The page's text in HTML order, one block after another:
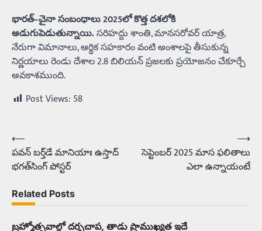
భారత్–చైనా సంబంధాలు 2025లో కొత్త దశలోకి
అడుగుపెడుతున్నాయి.సరిహద్దు శాంతి, మానసరోవర్ యాత్ర,
నేరుగా విమానాలు, ఆర్థిక సహకారం వంటి అంశాలపై తీసుకున్న
నిర్ణయాలు రెండు దేశాల 2.8 బిలియన్ ప్రజలకు ప్రయోజనం చేకూర్చే
అవకాశముంది.
Post Views: 58
Post
navigation
⟵
పవన్‌ బర్త్‌డే మానియాః ఉస్తాద్‌
భగత్‌సింగ్‌ పోస్టర్‌
సెప్టెంబర్‌ 2025 మాస ఫలితాలు
ఎలా ఉన్నాయంటే
⟶
Related Posts
బ్రహ్మోత్సవాల్లో దర్భచాప, తాడు ప్రాముఖ్యత ఇదే